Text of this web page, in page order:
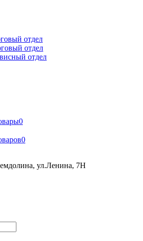
отдел
отдел
отдел
0
0
ул.Ленина, 7Н